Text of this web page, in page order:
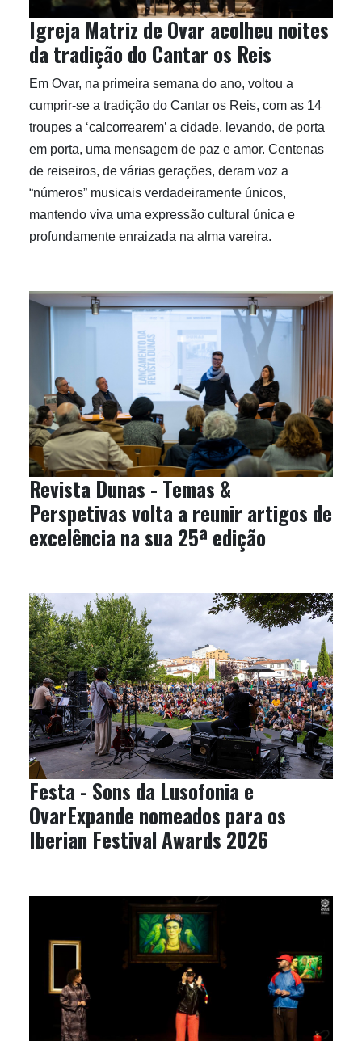
Igreja Matriz de Ovar acolheu noites
da tradição do Cantar os Reis
Em Ovar, na primeira semana do ano, voltou a
cumprir-se a tradição do Cantar os Reis, com as 14
troupes a ‘calcorrearem’ a cidade, levando, de porta
em porta, uma mensagem de paz e amor. Centenas
de reiseiros, de várias gerações, deram voz a
“números” musicais verdadeiramente únicos,
mantendo viva uma expressão cultural única e
profundamente enraizada na alma vareira.
Revista Dunas - Temas &
Perspetivas volta a reunir artigos de
excelência na sua 25ª edição
Festa - Sons da Lusofonia e
OvarExpande nomeados para os
Iberian Festival Awards 2026